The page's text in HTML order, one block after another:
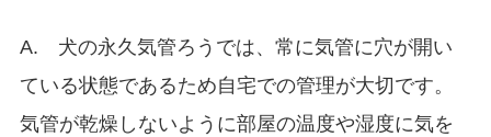
A. 犬の永久気管ろうでは、常に気管に穴が開い
ている状態であるため自宅での管理が大切です。
気管が乾燥しないように部屋の温度や湿度に気を